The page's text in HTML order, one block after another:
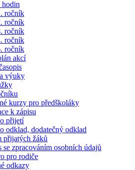
ročník
ročník
ročník
ročník
ročník
akcí
výuky
kurzy pro předškoláky
k zápisu
přijetí
odklad, dodatečný odklad
přijatých žáků
se zpracováním osobních údajů
pro rodiče
odkazy